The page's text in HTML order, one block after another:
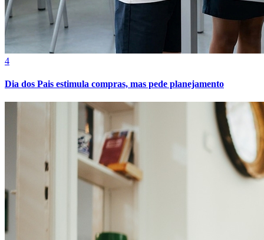
Juventude
4
Dia dos Pais estimula compras, mas pede planejamento